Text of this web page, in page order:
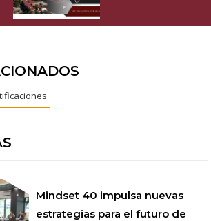
Mindset 40 impulsa nuevas
estrategias para el futuro de